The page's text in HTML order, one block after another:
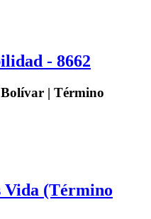
- 8662
| Término
Vida (Término